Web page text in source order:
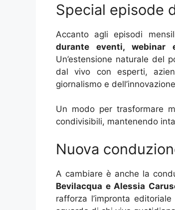
Special episode
Accanto agli episodi
durante eventi, webinar
Un’estensione naturale del
dal vivo con esperti,
giornalismo e
Un modo per trasformare
condivisibili, mantenendo
Nuova
A cambiare è anche la
Bevilacqua e Alessia
rafforza l’impronta